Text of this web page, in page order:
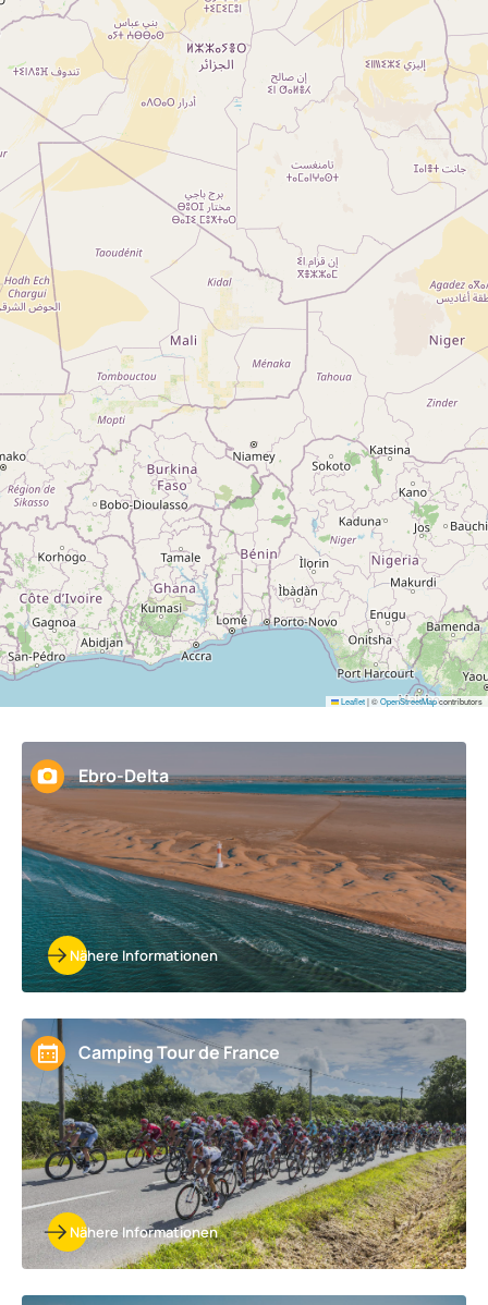
Ebro-Delta
Nähere Informationen
Camping Tour de France
Nähere Informationen
Leaflet|©OpenStreetMapcontributors